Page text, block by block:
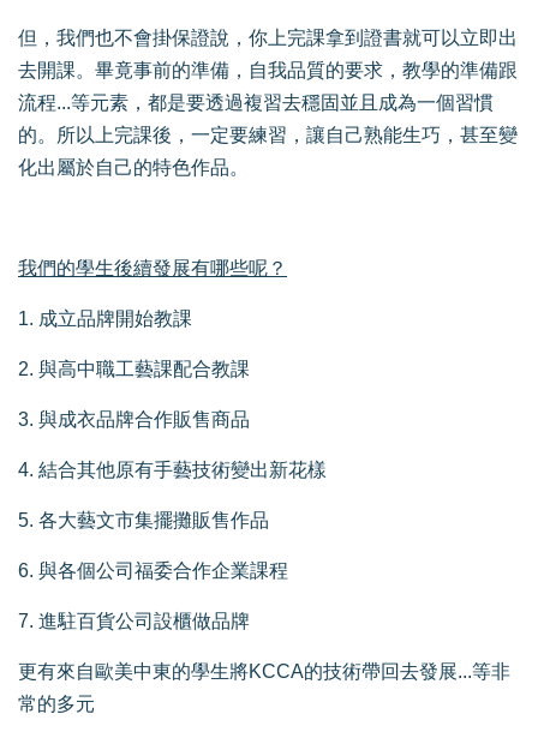
但，我們也不會掛保證說，你上完課拿到證書就可以立即出
去開課。畢竟事前的準備，自我品質的要求，教學的準備跟
流程...等元素，都是要透過複習去穩固並且成為一個習慣
的。所以上完課後，一定要練習，讓自己熟能生巧，甚至變
化出屬於自己的特色作品。
我們的學生後續發展有哪些呢？
1. 成立品牌開始教課
2. 與高中職工藝課配合教課
3. 與成衣品牌合作販售商品
4. 結合其他原有手藝技術變出新花樣
5. 各大藝文市集擺攤販售作品
6. 與各個公司福委合作企業課程
7. 進駐百貨公司設櫃做品牌
更有來自歐美中東的學生將KCCA的技術帶回去發展...等非
常的多元